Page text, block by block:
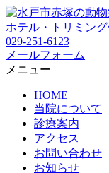
029-251-6123
メールフォーム
メニュー
HOME
当院について
診療案内
アクセス
お問い合わせ
お知らせ